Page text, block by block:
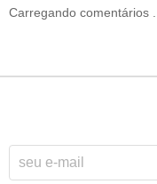
Carregando comentários ...